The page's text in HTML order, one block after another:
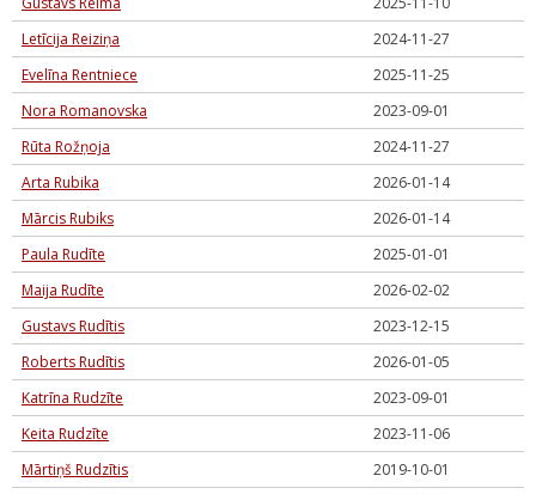
Letīcija Reiziņa
2024-11-27
Evelīna Rentniece
2025-11-25
Nora Romanovska
2023-09-01
Rūta Rožņoja
2024-11-27
Arta Rubika
2026-01-14
Mārcis Rubiks
2026-01-14
Paula Rudīte
2025-01-01
Maija Rudīte
2026-02-02
Gustavs Rudītis
2023-12-15
Roberts Rudītis
2026-01-05
Katrīna Rudzīte
2023-09-01
Keita Rudzīte
2023-11-06
Mārtiņš Rudzītis
2019-10-01